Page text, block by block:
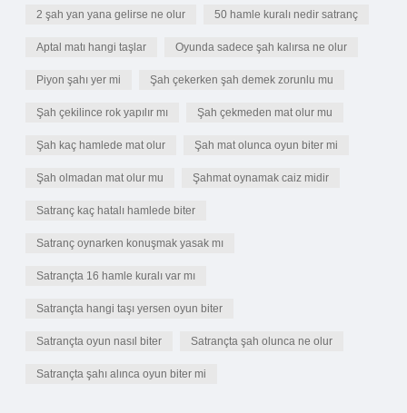
2 şah yan yana gelirse ne olur 50 hamle kuralı nedir satranç
Aptal matı hangi taşlar Oyunda sadece şah kalırsa ne olur
Piyon şahı yer mi Şah çekerken şah demek zorunlu mu
Şah çekilince rok yapılır mı Şah çekmeden mat olur mu
Şah kaç hamlede mat olur Şah mat olunca oyun biter mi
Şah olmadan mat olur mu Şahmat oynamak caiz midir
Satranç kaç hatalı hamlede biter
Satranç oynarken konuşmak yasak mı
Satrançta 16 hamle kuralı var mı
Satrançta hangi taşı yersen oyun biter
Satrançta oyun nasıl biter Satrançta şah olunca ne olur
Satrançta şahı alınca oyun biter mi